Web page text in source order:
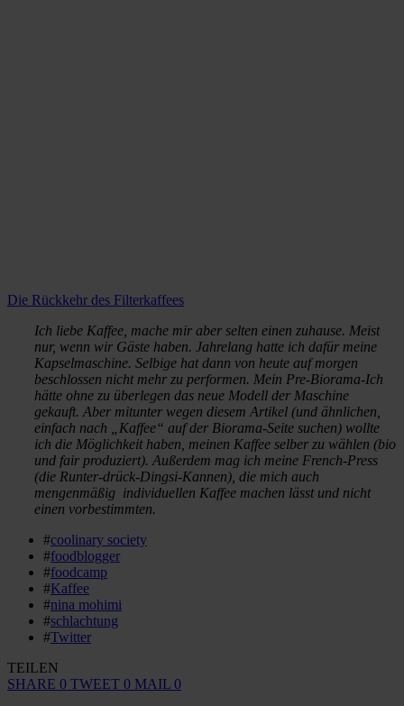
Die Rückkehr des Filterkaffees
Ich liebe Kaffee, mache mir aber selten einen zuhause. Meist
nur, wenn wir Gäste haben. Jahrelang hatte ich dafür meine
Kapselmaschine. Selbige hat dann von heute auf morgen
beschlossen nicht mehr zu performen. Mein Pre-Biorama-Ich
hätte ohne zu überlegen das neue Modell der Maschine
gekauft. Aber mitunter wegen diesem Artikel (und ähnlichen,
einfach nach „Kaffee“ auf der Biorama-Seite suchen) wollte
ich die Möglichkeit haben, meinen Kaffee selber zu wählen (bio
und fair produziert). Außerdem mag ich meine French-Press
(die Runter-drück-Dingsi-Kannen), die mich auch
mengenmäßig individuellen Kaffee machen lässt und nicht
einen vorbestimmten.
#coolinary society
#foodblogger
#foodcamp
#Kaffee
#nina mohimi
#schlachtung
#Twitter
TEILEN
SHARE 0 TWEET 0 MAIL 0